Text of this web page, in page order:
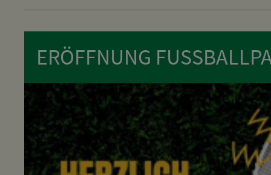
ERÖFFNUNG